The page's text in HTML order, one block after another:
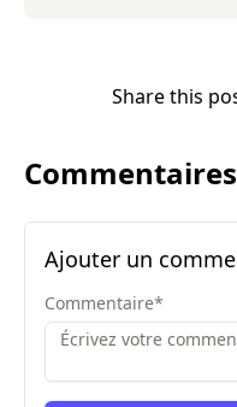
Share this
Commentaires
Ajouter un
Commentaire*